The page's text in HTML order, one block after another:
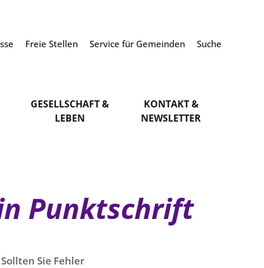
Freie Stellen Service für Gemeinden Suche
GESELLSCHAFT &
LEBEN
KONTAKT &
NEWSLETTER
Punktschrift
Sie Fehler